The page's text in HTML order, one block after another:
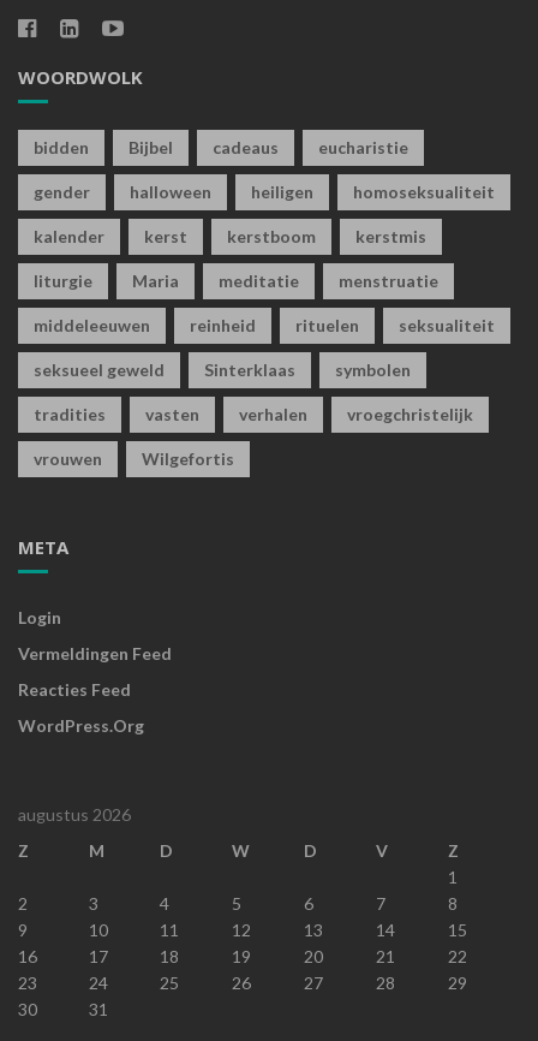
WOORDWOLK
bidden Bijbel cadeaus eucharistie
gender halloween heiligen homoseksualiteit
kalender kerst kerstboom kerstmis
liturgie Maria meditatie menstruatie
middeleeuwen reinheid rituelen seksualiteit
seksueel geweld Sinterklaas symbolen
tradities vasten verhalen vroegchristelijk
vrouwen Wilgefortis
META
Login
Vermeldingen Feed
Reacties Feed
WordPress.org
augustus 2026
Z
M D W D V
Z
1
2
3 4 5 6 7
8
9
10 11 12 13 14
15
16
17 18 19 20 21
22
23
24 25 26 27 28
29
30
31